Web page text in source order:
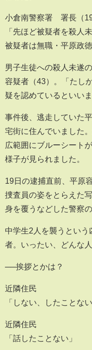
小倉南警察署 署長（19
「先ほど被疑者を殺人
被疑者は無職・平原政徳
男子生徒への殺人未遂
容疑者（43）。「たし
疑を認めているといいま
事件後、逃走していた
宅街に住んでいました
広範囲にブルーシート
様子が見られました。
19日の逮捕直前、平原
捜査員の姿をとらえた
身を覆うなどした警察
中学生2人を襲うとい
者。いったい、どんな
──挨拶とかは？
近隣住民
「しない、したことな
近隣住民
「話したことない」